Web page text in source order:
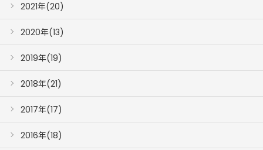
2021年(20)
2020年(13)
2019年(19)
2018年(21)
2017年(17)
2016年(18)